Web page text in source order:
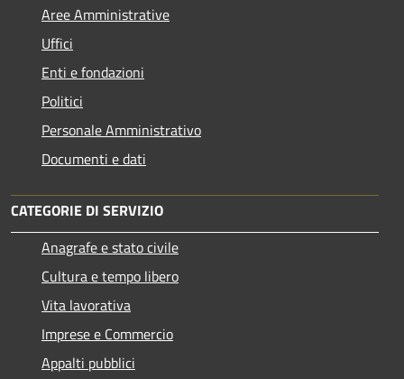
Aree Amministrative
Uffici
Enti e fondazioni
Politici
Personale Amministrativo
Documenti e dati
CATEGORIE DI SERVIZIO
Anagrafe e stato civile
Cultura e tempo libero
Vita lavorativa
Imprese e Commercio
Appalti pubblici